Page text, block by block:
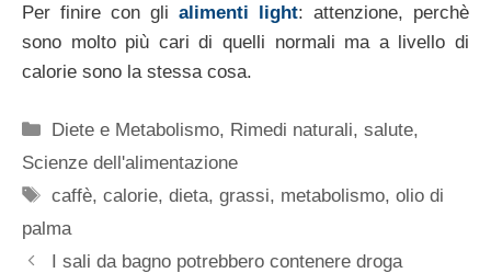
Per finire con gli alimenti light: attenzione, perchè
sono molto più cari di quelli normali ma a livello di
calorie sono la stessa cosa.
Categorie
Diete e Metabolismo, Rimedi naturali,salute,
Scienze dell'alimentazione
Tag
caffè,calorie,dieta,grassi, metabolismo,olio di
palma
I sali da bagno potrebbero contenere droga